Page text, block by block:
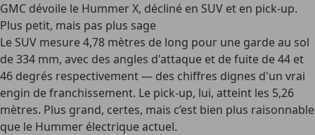
GMC dévoile le Hummer X, décliné en SUV et en pick-up.
Plus petit, mais pas plus sage
Le SUV mesure 4,78 mètres de long pour une garde au sol
de 334 mm, avec des angles d'attaque et de fuite de 44 et
46 degrés respectivement — des chiffres dignes d'un vrai
engin de franchissement. Le pick-up, lui, atteint les 5,26
mètres. Plus grand, certes, mais c’est bien plus raisonnable
que le Hummer électrique actuel.